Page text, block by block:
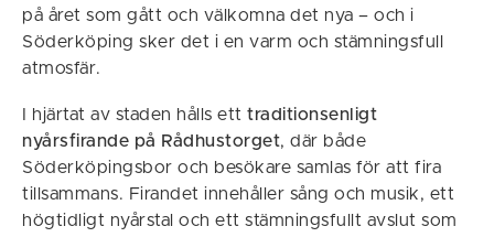
på året som gått och välkomna det nya – och i
Söderköping sker det i en varm och stämningsfull
atmosfär.
I hjärtat av staden hålls ett traditionsenligt
nyårsfirande på Rådhustorget, där både
Söderköpingsbor och besökare samlas för att fira
tillsammans. Firandet innehåller sång och musik, ett
högtidligt nyårstal och ett stämningsfullt avslut som